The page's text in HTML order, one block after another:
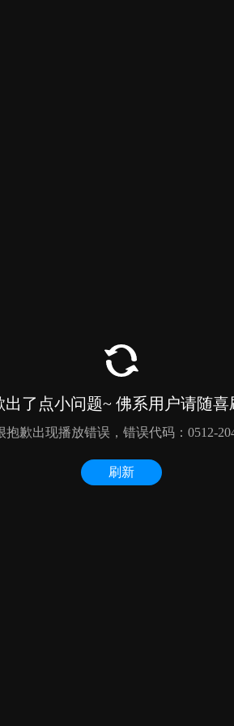
出了点小问题~ 佛系用户请随喜
抱歉出现播放错误，错误代码：0512-
刷新